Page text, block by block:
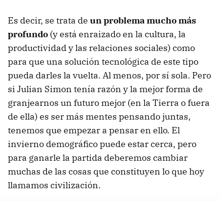
Es decir, se trata de un problema mucho más
profundo (y está enraizado en la cultura, la
productividad y las relaciones sociales) como
para que una solución tecnológica de este tipo
pueda darles la vuelta. Al menos, por sí sola. Pero
si Julian Simon tenía razón y la mejor forma de
granjearnos un futuro mejor (en la Tierra o fuera
de ella) es ser más mentes pensando juntas,
tenemos que empezar a pensar en ello. El
invierno demográfico puede estar cerca, pero
para ganarle la partida deberemos cambiar
muchas de las cosas que constituyen lo que hoy
llamamos civilización.